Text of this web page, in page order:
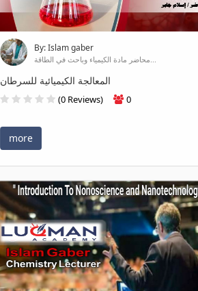
By: Islam gaber
المعالجة الكيميائية للسرطان
(0 Reviews) 0
more